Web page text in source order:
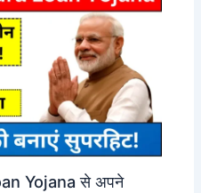
Yojana से अपने